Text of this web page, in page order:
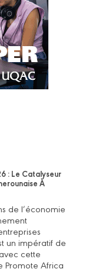
: Le Catalyseur
À
de l’économie
un impératif de
cette
Promote Africa